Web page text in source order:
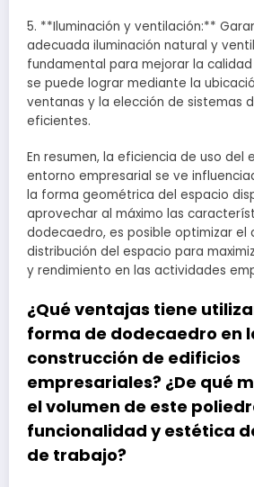
5. **Iluminación y ventilación:**
adecuada iluminación natural y
fundamental para mejorar la
se puede lograr mediante la
ventanas y la elección de sistemas
eficientes.
En resumen, la eficiencia de uso del
entorno empresarial se ve
la forma geométrica del espacio
aprovechar al máximo las
dodecaedro, es posible optimizar el
distribución del espacio para
y rendimiento en las actividades
¿Qué ventajas tiene
forma de dodecaedro en
construcción de edificios
empresariales? ¿De qué
el volumen de este
funcionalidad y estética
de trabajo?